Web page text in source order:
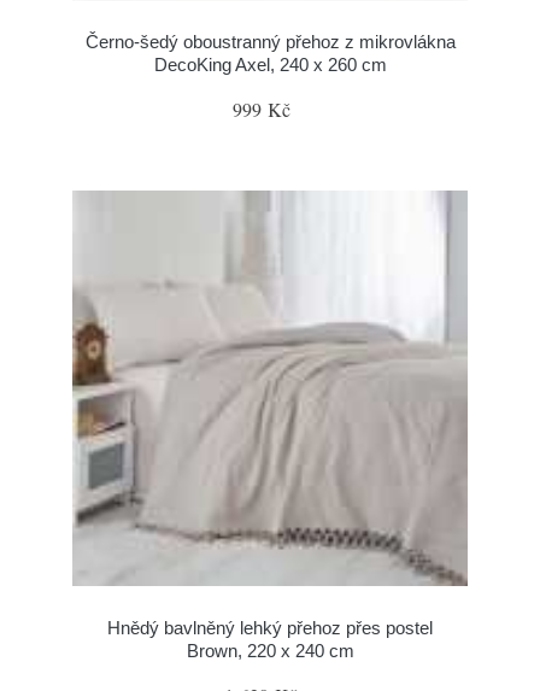
Černo-šedý oboustranný přehoz z mikrovlákna
DecoKing Axel, 240 x 260 cm
999 Kč
Hnědý bavlněný lehký přehoz přes postel
Brown, 220 x 240 cm